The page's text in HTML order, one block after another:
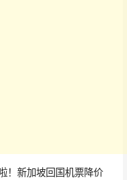
！新加坡回国机票降价